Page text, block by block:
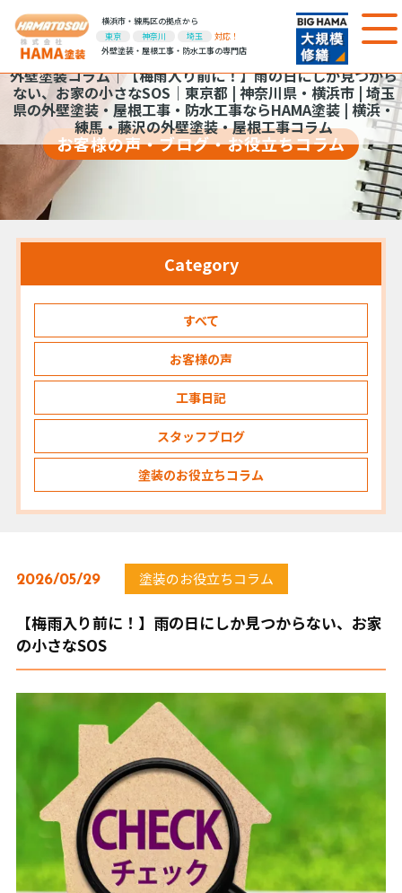
横浜市・練馬区の拠点から
東京
神奈川 埼玉
対応！
外壁塗装・屋根工事・防水工事の専門店
外壁塗装コラム｜【梅雨入り前に！】雨の日にしか見つから
ない、お家の小さなSOS｜東京都 | 神奈川県・横浜市 | 埼玉
県の外壁塗装・屋根工事・防水工事ならHAMA塗装 | 横浜・
練馬・藤沢の外壁塗装・屋根工事コラム
お客様の声・ブログ・お役立ちコラム
Category
すべて
お客様の声
工事日記
スタッフブログ
塗装のお役立ちコラム
2026/05/29 塗装のお役立ちコラム
【梅雨入り前に！】雨の日にしか見つからない、お家
の小さなSOS